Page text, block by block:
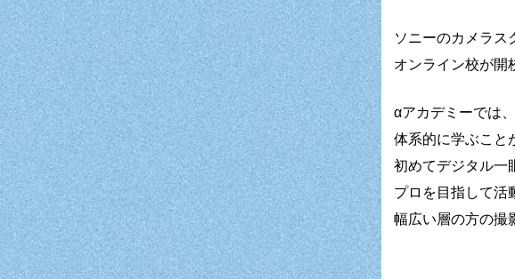
ソニーのカメラス
オンライン校が開
αアカデミーでは
体系的に学ぶこと
初めてデジタル一
プロを目指して活
幅広い層の方の撮
示